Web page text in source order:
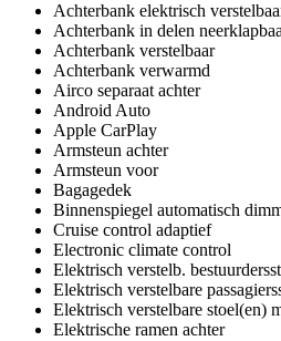
Achterbank elektrisch
Achterbank in delen
Achterbank verstelbaar
Achterbank verwarmd
Airco separaat achter
Android Auto
Apple CarPlay
Armsteun achter
Armsteun voor
Bagagedek
Binnenspiegel automatisch
Cruise control adaptief
Electronic climate control
Elektrisch verstelb.
Elektrisch verstelbare
Elektrisch verstelbare stoel(en)
Elektrische ramen achter